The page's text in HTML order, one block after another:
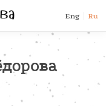
Eng Ru